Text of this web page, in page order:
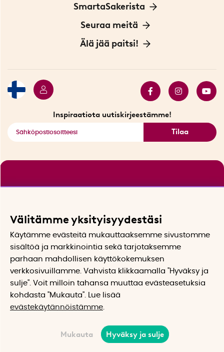
Tietoa evästeistä
Yksityisyydensuoja
Sopimusehdot
SmartaSakerista
Meistä
Myymälä Tukholmassa
Seuraa meitä
Innovaattoriblogi
Älä jää paitsi!
Inspiraatiota uutiskirjeestämme!
Tilaa
Välitämme yksityisyydestäsi
Käytämme evästeitä mukauttaaksemme sivustomme
sisältöä ja markkinointia sekä tarjotaksemme
parhaan mahdollisen käyttökokemuksen
verkkosivuillamme. Vahvista klikkaamalla "Hyväksy ja
sulje". Voit milloin tahansa muuttaa evästeasetuksia
kohdasta "Mukauta". Lue lisää
evästekäytännöistämme
Mukauta Hyväksy ja sulje